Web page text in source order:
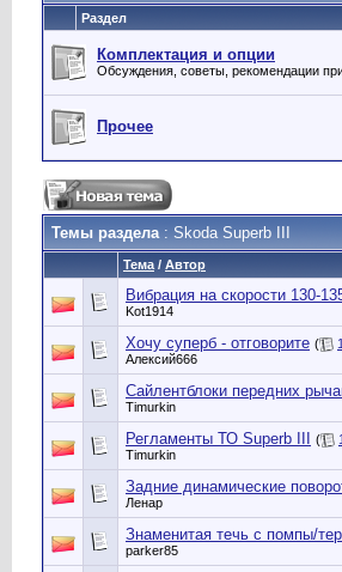
Раздел
Комплектация и опции
Обсуждения, советы, рекомендации
Прочее
Темы раздела: Skoda Superb III
Тема / Автор
Вибрация на скорости 130-
Kot1914
Хочу суперб - отговорите ( 1
Алексий666
Сайлентблоки передних
Timurkin
Регламенты ТО Superb III ( 1
Timurkin
Задние динамические
Ленар
Знаменитая течь с помпы/
parker85